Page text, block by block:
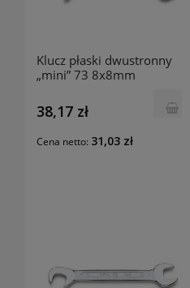
Klucz płaski dwustronny
„mini” 73 8x8mm
38,17 zł
Cena netto: 31,03 zł